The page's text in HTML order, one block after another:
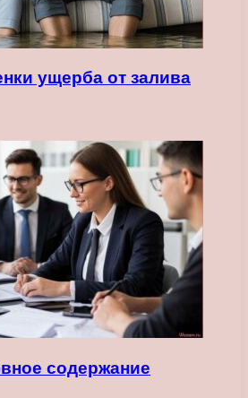
ущерба от залива
содержание